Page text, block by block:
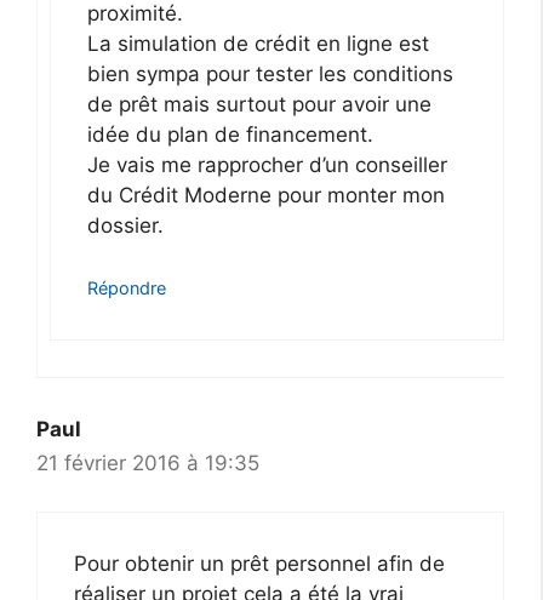
proximité.
La simulation de crédit en ligne est
bien sympa pour tester les conditions
de prêt mais surtout pour avoir une
idée du plan de financement.
Je vais me rapprocher d’un conseiller
du Crédit Moderne pour monter mon
dossier.
Répondre
Paul
21 février 2016 à 19:35
Pour obtenir un prêt personnel afin de
réaliser un projet cela a été la vrai